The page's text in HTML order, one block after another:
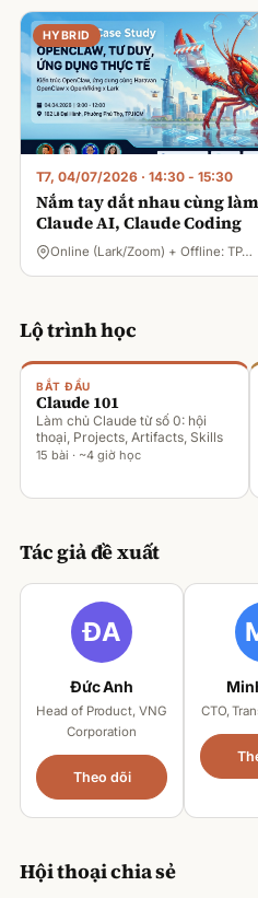
HYBRID
T7, 04/07/2026 · 14:30 - 15:30
Nắm tay dắt nhau cùng
Claude AI, Claude Coding
Online (Lark/Zoom) + Offline: TP…
Lộ trình học
BẮT ĐẦU
Claude 101
Làm chủ Claude từ số 0: hội
thoại, Projects, Artifacts, Skills
15 bài · ~4 giờ học
Tác giả đề xuất
Đức Anh
Head of Product, VNG
Corporation
Theo dõi
CTO,
Hội thoại chia sẻ